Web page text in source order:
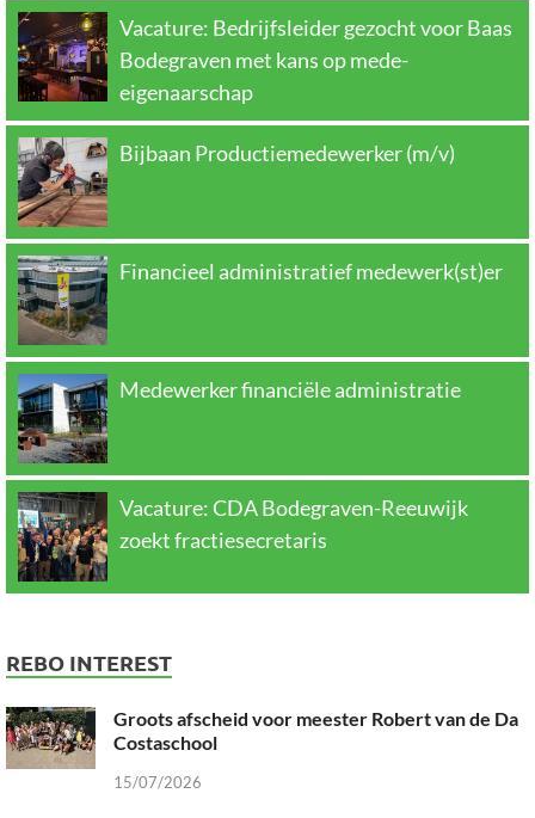
Vacature: Bedrijfsleider gezocht voor Baas
Bodegraven met kans op mede-
eigenaarschap
Bijbaan Productiemedewerker (m/v)
Financieel administratief medewerk(st)er
Medewerker financiële administratie
Vacature: CDA Bodegraven-Reeuwijk
zoekt fractiesecretaris
REBO INTEREST
Groots afscheid voor meester Robert van de Da
Costaschool
15/07/2026